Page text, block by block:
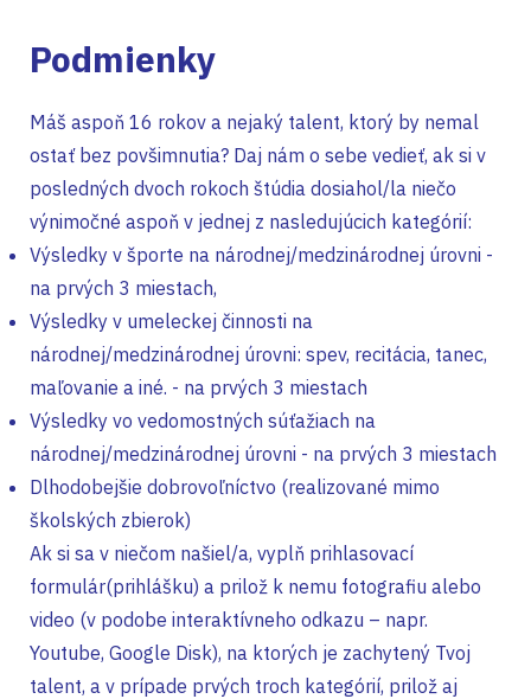
Podmienky
Máš aspoň 16 rokov a nejaký talent, ktorý by nemal
ostať bez povšimnutia? Daj nám o sebe vedieť, ak si v
posledných dvoch rokoch štúdia dosiahol/la niečo
výnimočné aspoň v jednej z nasledujúcich kategórií:
Výsledky v športe na národnej/medzinárodnej úrovni -
na prvých 3 miestach,
Výsledky v umeleckej činnosti na
národnej/medzinárodnej úrovni: spev, recitácia, tanec,
maľovanie a iné. - na prvých 3 miestach
Výsledky vo vedomostných súťažiach na
národnej/medzinárodnej úrovni - na prvých 3 miestach
Dlhodobejšie dobrovoľníctvo (realizované mimo
školských zbierok)
Ak si sa v niečom našiel/a, vyplň prihlasovací
formulár(prihlášku) a prilož k nemu fotografiu alebo
video (v podobe interaktívneho odkazu – napr.
Youtube, Google Disk), na ktorých je zachytený Tvoj
talent, a v prípade prvých troch kategórií, prilož aj